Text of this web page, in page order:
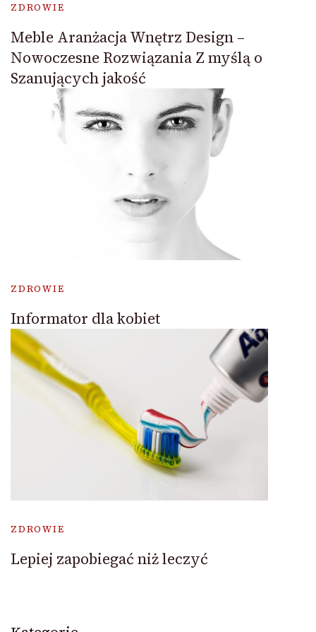
ZDROWIE
Meble Aranżacja Wnętrz Design –
Nowoczesne Rozwiązania Z myślą o
Szanujących jakość
ZDROWIE
Informator dla kobiet
ZDROWIE
Lepiej zapobiegać niż leczyć